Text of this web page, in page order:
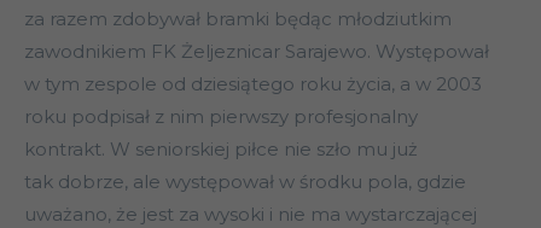
za razem zdobywał bramki będąc młodziutkim
zawodnikiem FK Żeljeznicar Sarajewo. Występował
w tym zespole od dziesiątego roku życia, a w 2003
roku podpisał z nim pierwszy profesjonalny
kontrakt. W seniorskiej piłce nie szło mu już
tak dobrze, ale występował w środku pola, gdzie
uważano, że jest za wysoki i nie ma wystarczającej